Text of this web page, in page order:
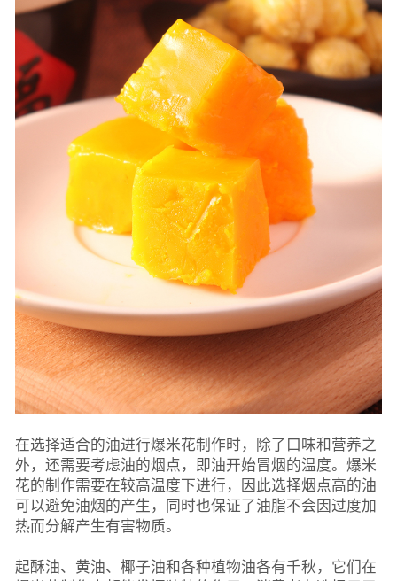
在选择适合的油进行爆米花制作时，除了口味和营养之
外，还需要考虑油的烟点，即油开始冒烟的温度。爆米
花的制作需要在较高温度下进行，因此选择烟点高的油
可以避免油烟的产生，同时也保证了油脂不会因过度加
热而分解产生有害物质。
起酥油、黄油、椰子油和各种植物油各有千秋，它们在